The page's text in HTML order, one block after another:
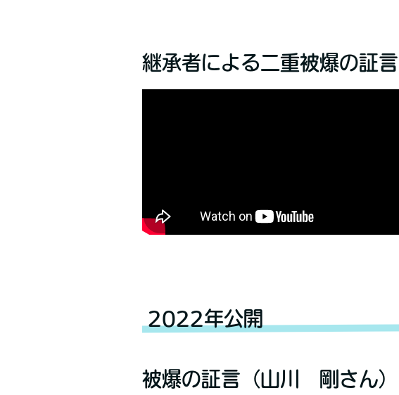
継承者による二重被爆の証
2022年公開
被爆の証言（山川 剛さん）